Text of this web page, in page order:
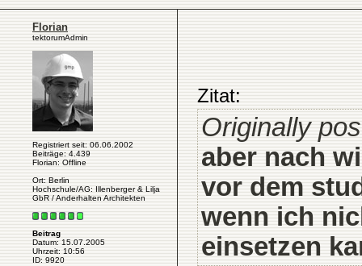
Florian
tektorumAdmin
Registriert seit: 06.06.2002
Beiträge: 4.439
Florian: Offline
Ort: Berlin
Hochschule/AG: Illenberger & Lilja
GbR / Anderhalten Architekten
Beitrag
Datum: 15.07.2005
Uhrzeit: 10:56
ID: 9920
Zitat:
Originally
aber nach
vor dem
wenn ich
einsetzen